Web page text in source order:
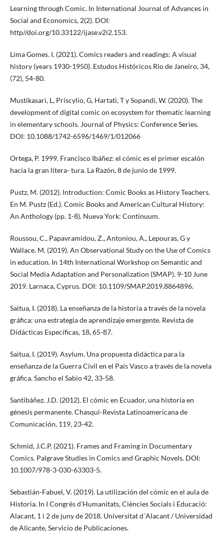
Learning through Comic. In International Journal of Advances in
Social and Economics, 2(2). DOI:
http//doi.org/10.33122/ijase.v2i2.153.
Lima Gomes. I. (2021). Comics readers and readings: A visual
history (years 1930-1950). Estudos Históricos Rio de Janeiro, 34,
(72), 54-80.
Mustikasari, L, Priscylio, G, Hartati, T y Sopandi, W. (2020). The
development of digital comic on ecosystem for thematic learning
in elementary schools. Journal of Physics: Conference Series.
DOI: 10.1088/1742-6596/1469/1/012066
Ortega, P. 1999. Francisco Ibáñez: el cómic es el primer escalón
hacia la gran litera- tura. La Razón, 8 de junio de 1999.
Pustz, M. (2012). Introduction: Comic Books as History Teachers.
En M. Pustz (Ed.). Comic Books and American Cultural History:
An Anthology (pp. 1-8). Nueva York: Continuum.
Roussou, C., Papavramidou, Z., Antoniou, A., Lepouras, G y
Wallace. M. (2019). An Observational Study on the Use of Comics
in education. In 14th International Workshop on Semantic and
Social Media Adaptation and Personalization (SMAP). 9-10 June
2019. Larnaca, Cyprus. DOI: 10.1109/SMAP.2019.8864896.
Saitua, I. (2018). La enseñanza de la historia a través de la novela
gráfica: una estrategia de aprendizaje emergente. Revista de
Didácticas Específicas, 18, 65-87.
Saitua, I. (2019). Asylum. Una propuesta didáctica para la
enseñanza de la Guerra Civil en el País Vasco a través de la novela
gráfica. Sancho el Sabio 42, 33-58.
Santibáñez. J.D. (2012). El cómic en Ecuador, una historia en
génesis permanente. Chasqui-Revista Latinoamericana de
Comunicación, 119, 23-42.
Schmid, J.C.P. (2021). Frames and Framing in Documentary
Comics. Palgrave Studies in Comics and Graphic Novels. DOI:
10.1007/978-3-030-63303-5.
Sebastián-Fabuel, V. (2019). La utilización del cómic en el aula de
Historia. In I Congrés d'Humanitats, Ciències Socials i Educació:
Alacant, 1 i 2 de juny de 2018. Universitat d´Alacant / Universidad
de Alicante, Servicio de Publicaciones.